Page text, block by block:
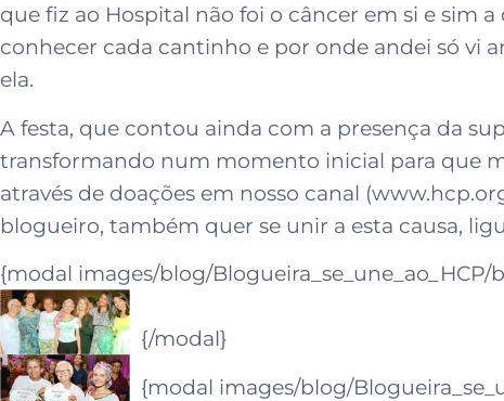
que fiz ao Hospital não foi o câncer em si e sim
conhecer cada cantinho e por onde andei só vi
ela.
A festa, que contou ainda com a presença da
transformando num momento inicial para que
através de doações em nosso canal
blogueiro, também quer se unir a esta causa,
{modal images/blog/
{/modal}
{modal images/blog/